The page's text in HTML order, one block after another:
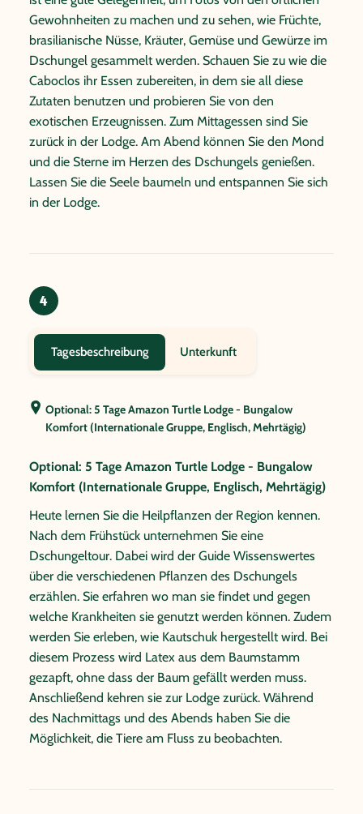
Gewohnheiten zu machen und zu sehen, wie Früchte,
brasilianische Nüsse, Kräuter, Gemüse und Gewürze im
Dschungel gesammelt werden. Schauen Sie zu wie die
Caboclos ihr Essen zubereiten, in dem sie all diese
Zutaten benutzen und probieren Sie von den
exotischen Erzeugnissen. Zum Mittagessen sind Sie
zurück in der Lodge. Am Abend können Sie den Mond
und die Sterne im Herzen des Dschungels genießen.
Lassen Sie die Seele baumeln und entspannen Sie sich
in der Lodge.
4
Tagesbeschreibung Unterkunft
Optional: 5 Tage Amazon Turtle Lodge - Bungalow
Komfort (Internationale Gruppe, Englisch, Mehrtägig)
Optional: 5 Tage Amazon Turtle Lodge - Bungalow
Komfort (Internationale Gruppe, Englisch, Mehrtägig)
Heute lernen Sie die Heilpflanzen der Region kennen.
Nach dem Frühstück unternehmen Sie eine
Dschungeltour. Dabei wird der Guide Wissenswertes
über die verschiedenen Pflanzen des Dschungels
erzählen. Sie erfahren wo man sie findet und gegen
welche Krankheiten sie genutzt werden können. Zudem
werden Sie erleben, wie Kautschuk hergestellt wird. Bei
diesem Prozess wird Latex aus dem Baumstamm
gezapft, ohne dass der Baum gefällt werden muss.
Anschließend kehren sie zur Lodge zurück. Während
des Nachmittags und des Abends haben Sie die
Möglichkeit, die Tiere am Fluss zu beobachten.